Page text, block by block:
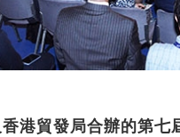
港貿發局合辦的第